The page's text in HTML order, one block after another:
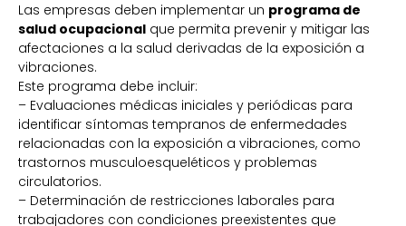
Las empresas deben implementar un programa de
salud ocupacional que permita prevenir y mitigar las
afectaciones a la salud derivadas de la exposición a
vibraciones.
Este programa debe incluir:
– Evaluaciones médicas iniciales y periódicas para
identificar síntomas tempranos de enfermedades
relacionadas con la exposición a vibraciones, como
trastornos musculoesqueléticos y problemas
circulatorios.
– Determinación de restricciones laborales para
trabajadores con condiciones preexistentes que